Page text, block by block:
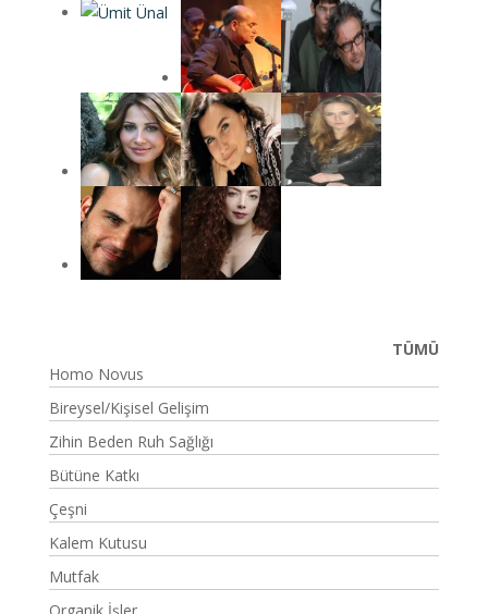
TÜMÜ
Homo Novus
Bireysel/Kişisel Gelişim
Zihin Beden Ruh Sağlığı
Bütüne Katkı
Çeşni
Kalem Kutusu
Mutfak